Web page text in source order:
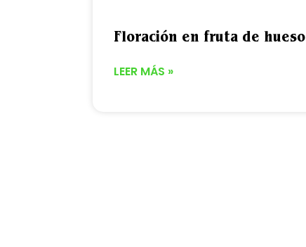
Floración en fruta de hueso
LEER MÁS »